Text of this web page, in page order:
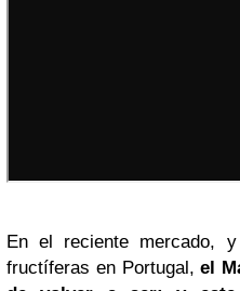
En el reciente mercado,
fructíferas en Portugal,el